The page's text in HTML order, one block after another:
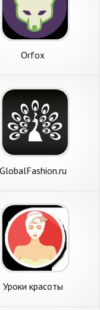
Orfox
GlobalFashion.ru
Уроки красоты